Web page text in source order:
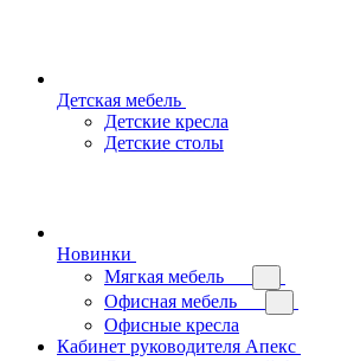
Детская мебель
Детские кресла
Детские столы
Новинки
Мягкая мебель
Офисная мебель
Офисные кресла
Кабинет руководителя Апекс